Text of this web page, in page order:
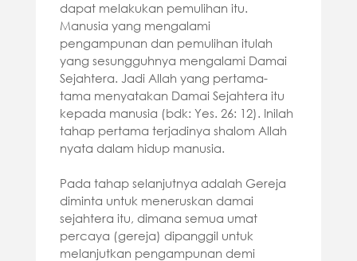
dapat melakukan pemulihan itu.
Manusia yang mengalami
pengampunan dan pemulihan itulah
yang sesungguhnya mengalami Damai
Sejahtera. Jadi Allah yang pertama-
tama menyatakan Damai Sejahtera itu
kepada manusia (bdk: Yes. 26: 12). Inilah
tahap pertama terjadinya shalom Allah
nyata dalam hidup manusia.
Pada tahap selanjutnya adalah Gereja
diminta untuk meneruskan damai
sejahtera itu, dimana semua umat
percaya (gereja) dipanggil untuk
melanjutkan pengampunan demi